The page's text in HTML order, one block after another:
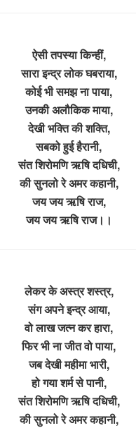
ऐसी तपस्या किन्हीं,
सारा इन्द्र लोक घबराया,
कोई भी समझ ना पाया,
उनकी अलौकिक माया,
देखी भक्ति की शक्ति,
सबको हुई हैरानी,
संत शिरोमणि ऋषि दधिची,
की सुनलो रे अमर कहानी,
जय जय ऋषि राज,
जय जय ऋषि राज।।
लेकर के अस्त्र शस्त्र,
संग अपने इन्द्र आया,
वो लाख जत्न कर हारा,
फिर भी ना जीत वो पाया,
जब देखी महीमा भारी,
हो गया शर्म से पानी,
संत शिरोमणि ऋषि दधिची,
की सुनलो रे अमर कहानी,